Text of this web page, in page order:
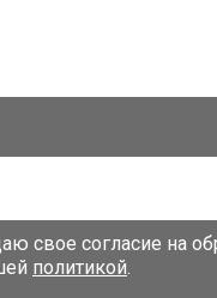
свое согласие на
политикой.